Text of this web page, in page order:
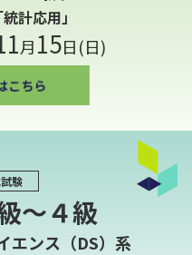
計応用」
月15日(日)
験
〜４級
エンス（DS）系